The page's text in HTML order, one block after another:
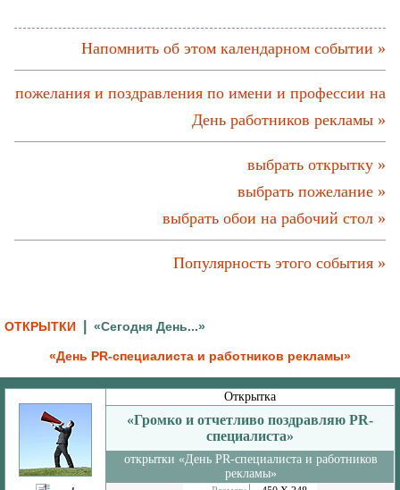
Напомнить об этом календарном событии »
пожелания и поздравления по имени и профессии на
День работников рекламы »
выбрать открытку »
выбрать пожелание »
выбрать обои на рабочий стол »
Популярность этого события »
ОТКРЫТКИ «Сегодня День...»
«День PR-специалиста и работников рекламы»
Открытка
«Громко и отчетливо поздравляю PR-
специалиста»
открытки «День PR-специалиста и работников
рекламы»